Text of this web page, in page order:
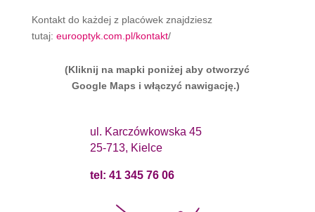
Kontakt do każdej z placówek znajdziesz
tutaj: eurooptyk.com.pl/kontakt/
(Kliknij na mapki poniżej aby otworzyć
Google Maps i włączyć nawigację.)
ul. Karczówkowska 45
25-713, Kielce
tel: 41 345 76 06